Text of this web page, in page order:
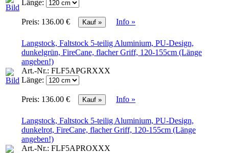
Länge:
Preis: 136.00 € Info »
Langstock, Faltstock 5-teilig Aluminium, PU-Design,
dunkelgrün, FireCane, flacher Griff, 120-155cm (Länge
angeben!)
Art.-Nr.: FLF5APGRXXX
Länge:
Preis: 136.00 € Info »
Langstock, Faltstock 5-teilig Aluminium, PU-Design,
dunkelrot, FireCane, flacher Griff, 120-155cm (Länge
angeben!)
Art.-Nr.: FLF5APROXXX